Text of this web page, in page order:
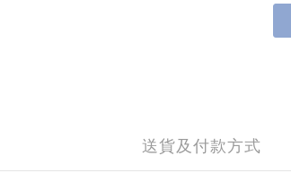
送貨及付款方式